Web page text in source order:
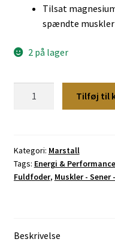
Tilsat
spændte muskler
2 på lager
kg
antal
Tilføj til
Kategori: Marstall
Tags: Energi & Performance
Fuldfoder, Muskler - Sener
Beskrivelse